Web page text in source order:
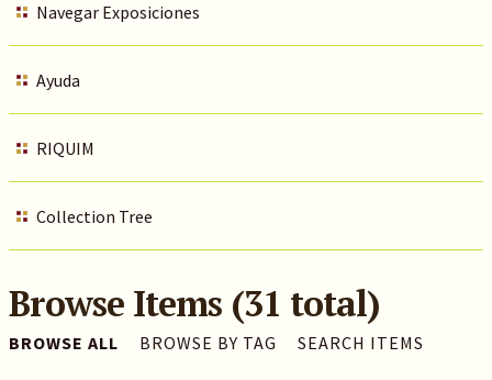
Navegar Exposiciones
Ayuda
RIQUIM
Collection Tree
Browse Items (31 total)
BROWSE ALL BROWSE BY TAG SEARCH ITEMS